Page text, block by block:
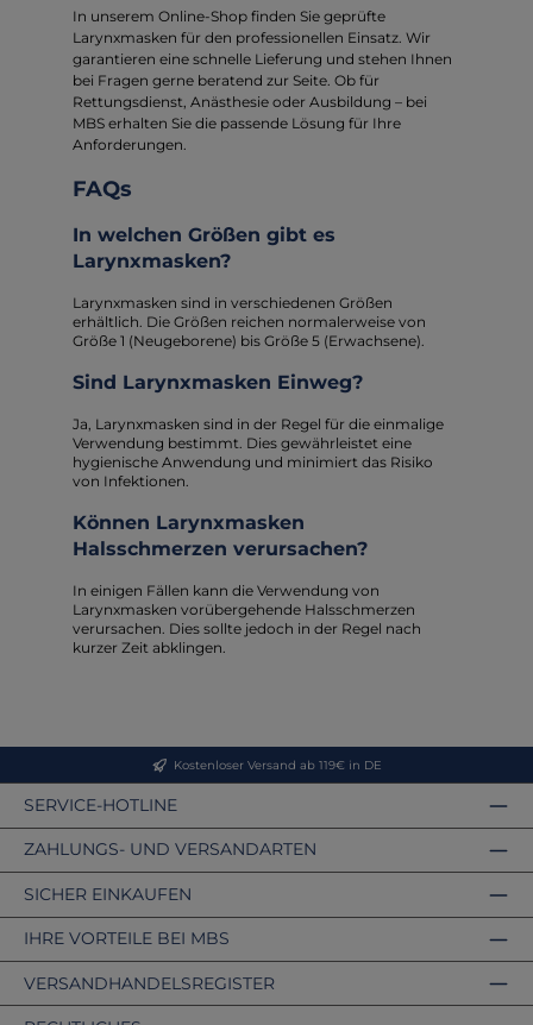
In unserem Online-Shop finden Sie geprüfte
Larynxmasken für den professionellen Einsatz. Wir
garantieren eine schnelle Lieferung und stehen Ihnen
bei Fragen gerne beratend zur Seite. Ob für
Rettungsdienst, Anästhesie oder Ausbildung – bei
MBS erhalten Sie die passende Lösung für Ihre
Anforderungen.
FAQs
In welchen Größen gibt es
Larynxmasken?
Larynxmasken sind in verschiedenen Größen
erhältlich. Die Größen reichen normalerweise von
Größe 1 (Neugeborene) bis Größe 5 (Erwachsene).
Sind Larynxmasken Einweg?
Ja, Larynxmasken sind in der Regel für die einmalige
Verwendung bestimmt. Dies gewährleistet eine
hygienische Anwendung und minimiert das Risiko
von Infektionen.
Können Larynxmasken
Halsschmerzen verursachen?
In einigen Fällen kann die Verwendung von
Larynxmasken vorübergehende Halsschmerzen
verursachen. Dies sollte jedoch in der Regel nach
kurzer Zeit abklingen.
Kostenloser Versand ab 119€ in DE
SERVICE-HOTLINE
ZAHLUNGS- UND VERSANDARTEN
VERSANDHANDELSREGISTER
SICHER EINKAUFEN
IHRE VORTEILE BEI MBS